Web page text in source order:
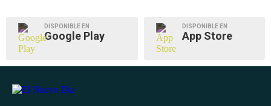
DISPONIBLE EN
Google Play
DISPONIBLE EN
App Store